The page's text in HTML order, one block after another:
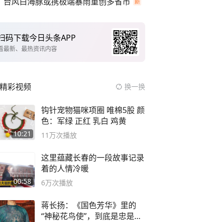
码下载今日头条APP
最新、最热资讯内容
精彩视频 换一换
10:21
钩针宠物猫咪项圈 唯棉5股 颜
色：军绿 正红 乳白 鸡黄
11万次播放
00:58
这里蕴藏长春的一段故事记录
着的人情冷暖
6万次播放
蒋长扬：《国色芳华》里的
“神秘花鸟使”，到底是忠是